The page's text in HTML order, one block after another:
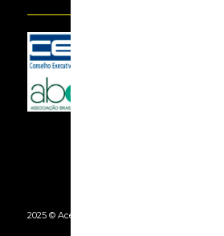
2025 © Acessooh. Todos os Direitos Reservados -